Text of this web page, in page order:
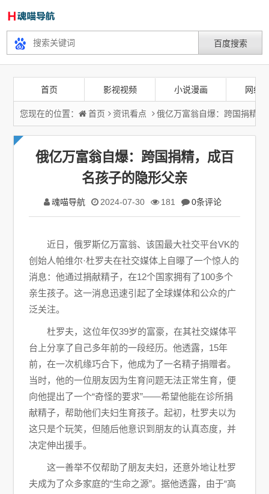
首页 影视视频 小说漫画 网络
您现在的位置： 首页 资讯看点 俄亿万富翁自爆：跨国捐精
俄亿万富翁自爆：跨国捐精，成百
名孩子的隐形父亲
魂喵导航 2024-07-30 181 0条评论
近日，俄罗斯亿万富翁、该国最大社交平台VK的
创始人帕维尔·杜罗夫在社交媒体上自曝了一个惊人的
消息：他通过捐献精子，在12个国家拥有了100多个
亲生孩子。这一消息迅速引起了全球媒体和公众的广
泛关注。
杜罗夫，这位年仅39岁的富豪，在其社交媒体平
台上分享了自己多年前的一段经历。他透露，15年
前，在一次机缘巧合下，他成为了一名精子捐赠者。
当时，他的一位朋友因为生育问题无法正常生育，便
向他提出了一个“奇怪的要求”——希望他能在诊所捐
献精子，帮助他们夫妇生育孩子。起初，杜罗夫以为
这只是个玩笑，但随后他意识到朋友的认真态度，并
决定伸出援手。
这一善举不仅帮助了朋友夫妇，还意外地让杜罗
夫成为了众多家庭的“生命之源”。据他透露，由于“高